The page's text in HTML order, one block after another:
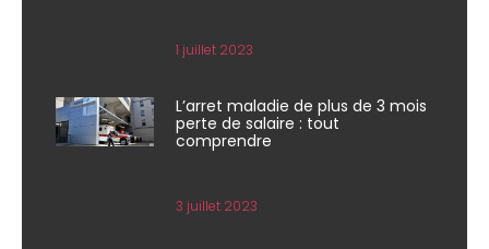
1 juillet 2023
L’arret maladie de plus de 3 mois
perte de salaire : tout
comprendre
3 juillet 2023